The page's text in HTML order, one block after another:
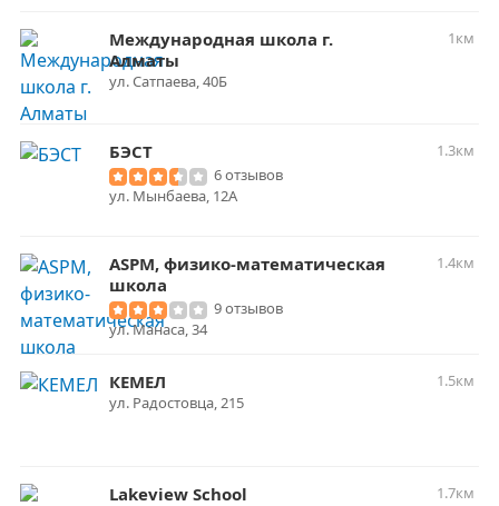
Международная школа г.
Алматы
1км
ул. Сатпаева, 40Б
БЭСТ
1.3км
6 отзывов
ул. Мынбаева, 12А
ASPM, физико-математическая
школа
1.4км
9 отзывов
​ул. Манаса, 34
КЕМЕЛ
1.5км
ул. Радостовца, 215
Lakeview School
1.7км